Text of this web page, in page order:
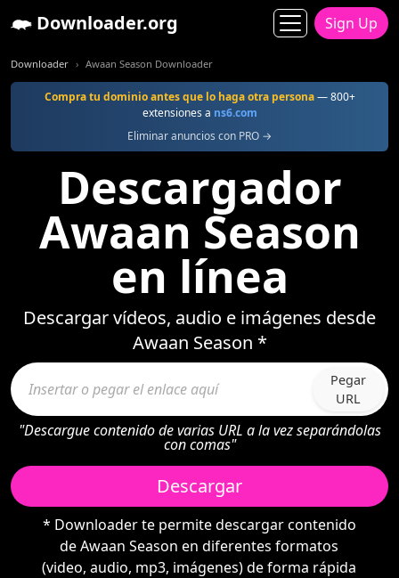
Downloader.org Sign Up
Downloader Awaan Season Downloader
Compra tu dominio antes que lo haga otra persona— 800+
extensiones a ns6.com
Eliminar anuncios con PRO →
Descargador
Awaan Season
en línea
Descargar vídeos, audio e imágenes desde
Awaan Season *
Pegar
URL
"Descargue contenido de varias URL a la vez separándolas
con comas"
Descargar
* Downloader te permite descargar contenido
de Awaan Season en diferentes formatos
(video, audio, mp3, imágenes) de forma rápida